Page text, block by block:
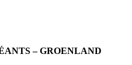
– GROENLAND